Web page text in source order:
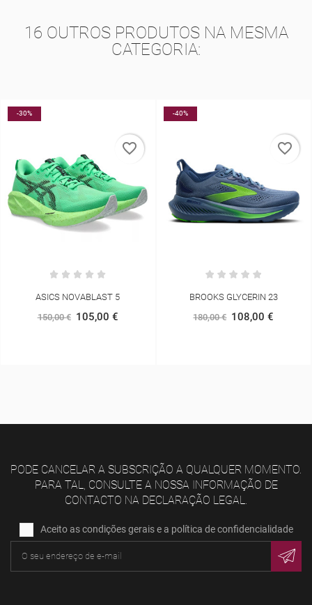
16 OUTROS PRODUTOS NA MESMA
CATEGORIA:
BROOKS GLYCERIN 23
180,00 € 108,00 €
favorite_border
SAUCONY ENDORPHIN
160,00 € 152,00 €
favorite_border
PODE CANCELAR A SUBSCRIÇÃO A QUALQUER MOMENTO.
PARA TAL, CONSULTE A NOSSA INFORMAÇÃO DE
CONTACTO NA DECLARAÇÃO LEGAL.
Aceito as condições gerais e a política de confidencialidade